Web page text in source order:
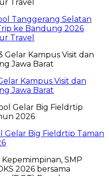
Tanggerang Selatan
ke Bandung 2026
Travel
Kampus Visit dan
Jawa Barat
Gelar Big Fieldrtip Taman